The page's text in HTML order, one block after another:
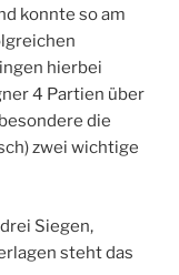
konnte so am
hierbei
4 Partien über
die
zwei wichtige
Siegen,
steht das